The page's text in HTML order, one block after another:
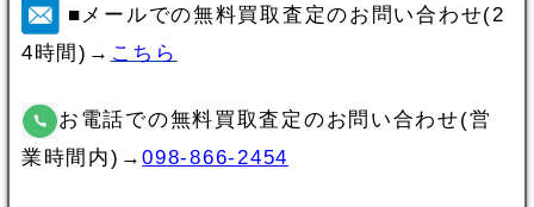
■メールでの無料買取査定のお問い合わせ(2
4時間)→ こちら
お電話での無料買取査定のお問い合わせ(営
業時間内)→098-866-2454